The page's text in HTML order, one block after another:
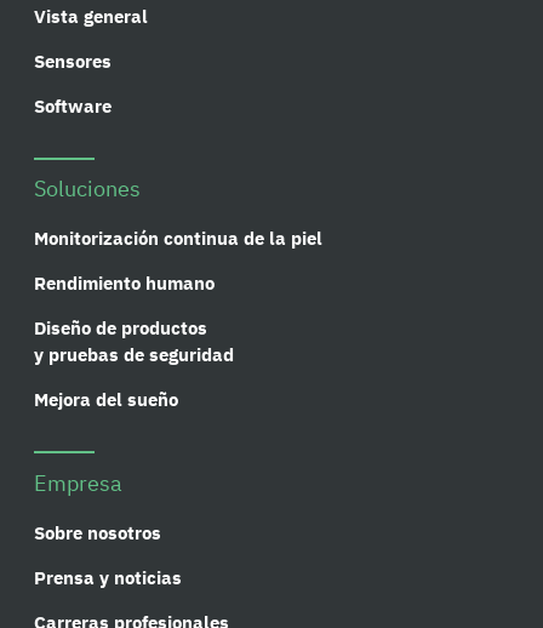
Vista general
Sensores
Software
Soluciones
Monitorización continua de la piel
Rendimiento humano
Diseño de productos
y pruebas de seguridad
Mejora del sueño
Empresa
Sobre nosotros
Prensa y noticias
Carreras profesionales